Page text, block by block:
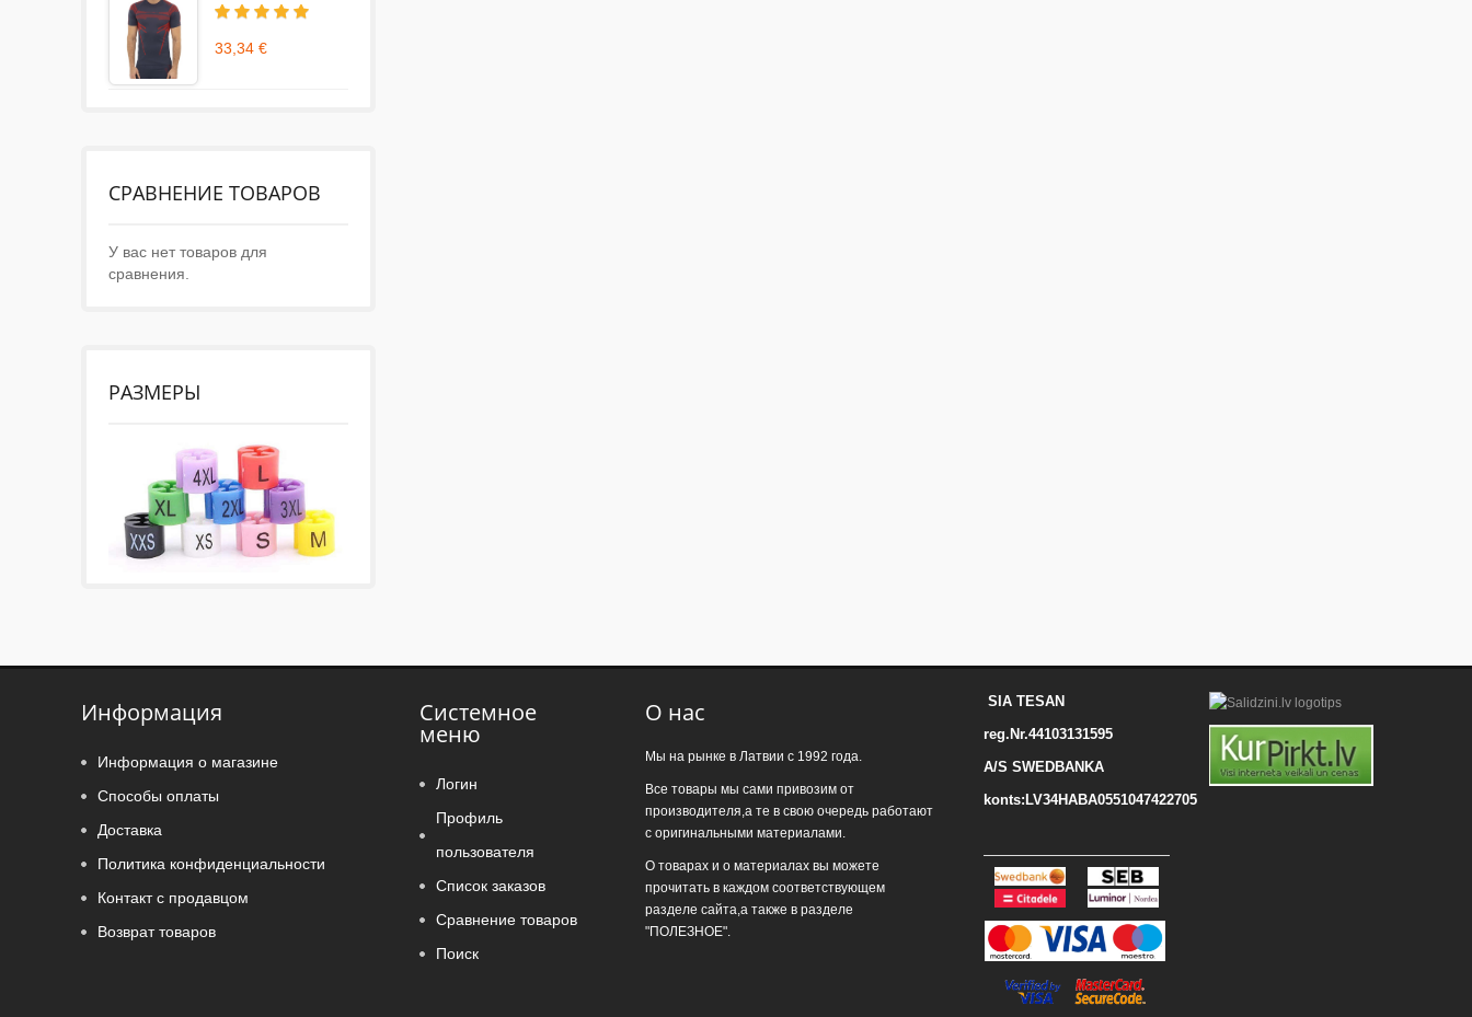
33,34 €
СРАВНЕНИЕ ТОВАРОВ
У вас нет товаров для
сравнения.
РАЗМЕРЫ
Информация
Информация о магазине
Способы оплаты
Доставка
Политика конфиденциальности
Контакт с продавцом
Возврат товаров
Системное
меню
Логин
Профиль
пользователя
Список заказов
Сравнение товаров
Поиск
О нас
Мы на рынке в Латвии с 1992 года.
Все товары мы сами привозим от
производителя,а те в свою очередь работают
с оригинальными материалами.
О товарах и о материалах вы можете
прочитать в каждом соответствующем
разделе сайта,а также в разделе
"ПОЛЕЗНОЕ".
SIA TESAN
reg.Nr.44103131595
A/S SWEDBANKA
konts:LV34HABA0551047422705